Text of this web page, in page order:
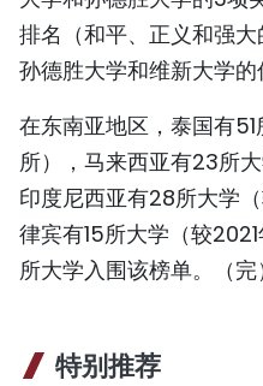
排名（和平、正义和强大
孙德胜大学和维新大学的
在东南亚地区，泰国有
所），马来西亚有23所
印度尼西亚有28所大学
律宾有15所大学（较
所大学入围该榜单。（完
特别推荐